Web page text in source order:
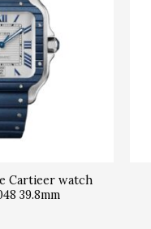
Cartieer watch
39.8mm